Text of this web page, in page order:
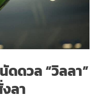
ดวล “วิลลา”
ลา